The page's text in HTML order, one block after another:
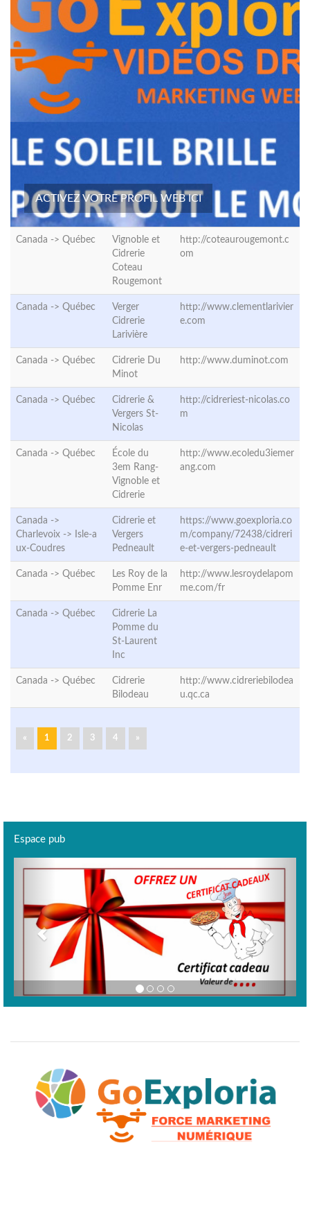
ACTIVEZ VOTRE PROFIL WEB ICI
Canada -> Québec
Vignoble et
Cidrerie
Coteau
Rougemont
http://coteaurougemont.c
om
Canada -> Québec
Verger
Cidrerie
Larivière
http://www.clementlarivier
e.com
Canada -> Québec
Cidrerie Du
Minot
http://www.duminot.com
Canada -> Québec
Cidrerie &
Vergers St-
Nicolas
http://cidreriest-nicolas.co
m
Canada -> Québec
École du
3em Rang-
Vignoble et
Cidrerie
http://www.ecoledu3iemer
ang.com
Canada ->
Charlevoix ->
Isle-a
ux-Coudres
Cidrerie et
Vergers
Pedneault
https://www.goexploria.co
m/company/72438/cidreri
e-et-vergers-pedneault
Canada -> Québec
Les Roy de la
Pomme Enr
http://www.lesroydelapom
me.com/fr
Canada -> Québec
Cidrerie La
Pomme du
St-Laurent
Inc
Canada -> Québec
Cidrerie
Bilodeau
http://www.cidreriebilodea
u.qc.ca
« 1 2 3 4 »
Espace pub